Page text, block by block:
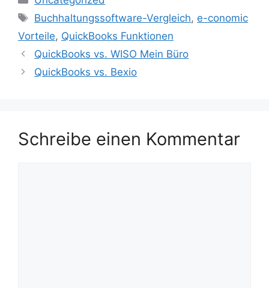
Schlagwörter
Buchhaltungssoftware-Vergleich, e-conomic
Vorteile, QuickBooks Funktionen
QuickBooks vs. WISO Mein Büro
QuickBooks vs. Bexio
Schreibe einen Kommentar